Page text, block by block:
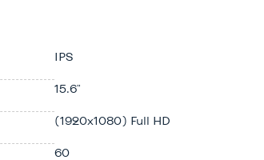
IPS
15.6"
(1920х1080) Full HD
60